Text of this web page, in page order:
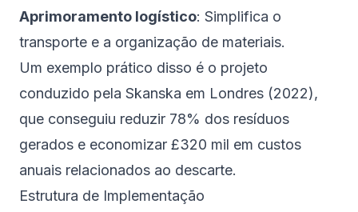
Aprimoramento logístico: Simplifica o
transporte e a organização de materiais.
Um exemplo prático disso é o projeto
conduzido pela Skanska em Londres (2022),
que conseguiu reduzir 78% dos resíduos
gerados e economizar £320 mil em custos
anuais relacionados ao descarte.
Estrutura de Implementação